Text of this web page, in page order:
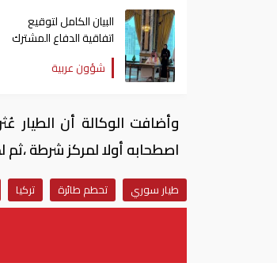
البيان الكامل لتوقيع
اتفاقية الدفاع المشترك
بين السعودية وتركيا
وباكستان
شؤون عربية
اصطحابه أولا لمركز شرطة
طيار سوري تحطم طائرة تركيا